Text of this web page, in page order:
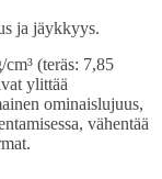
ja jäykkyys.
(teräs: 7,85
ylittää
ominaislujuus,
vähentää